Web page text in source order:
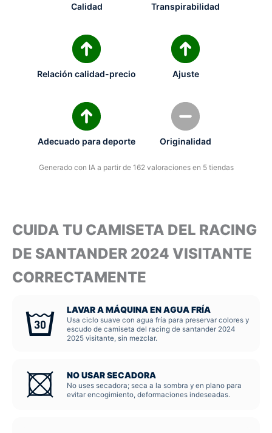
Calidad Transpirabilidad
Relación calidad-precio Ajuste
Adecuado para deporte Originalidad
Generado con IA a partir de 162 valoraciones en 5 tiendas
CUIDA TU CAMISETA DEL RACING
DE SANTANDER 2024 VISITANTE
CORRECTAMENTE
LAVAR A MÁQUINA EN AGUA FRÍA
Usa ciclo suave con agua fría para preservar colores y
escudo de camiseta del racing de santander 2024
2025 visitante, sin mezclar.
NO USAR SECADORA
No uses secadora; seca a la sombra y en plano para
evitar encogimiento, deformaciones indeseadas.